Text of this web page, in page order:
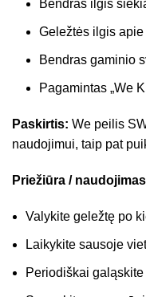
Bendras ilgis
Geležtės ilgis apie
Bendras gaminio
Pagamintas „We
Paskirtis: We peilis
naudojimui, taip pat
Priežiūra /
Valykite geležtę po
Laikykite sausoje
Periodiškai